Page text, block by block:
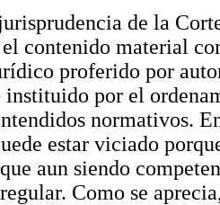
de la
contenido material
proferido por
por el
normativos.
estar viciado
aun siendo
Como se